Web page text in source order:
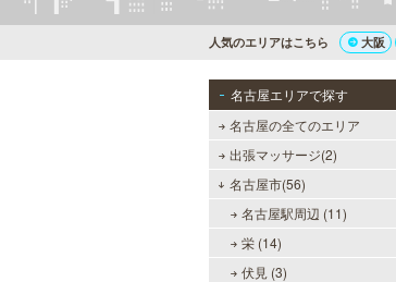
人気のエリアはこちら 大阪
名古屋エリアで探す
名古屋の全てのエリア
出張マッサージ(2)
名古屋市(56)
名古屋駅周辺 (11)
栄 (14)
伏見 (3)